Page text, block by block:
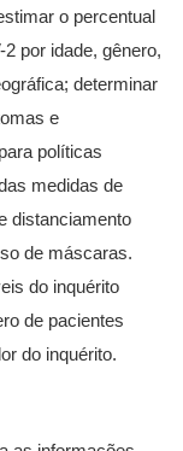
o percentual
por idade, gênero,
determinar
e
políticas
medidas de
distanciamento
de máscaras.
do inquérito
de pacientes
do inquérito.